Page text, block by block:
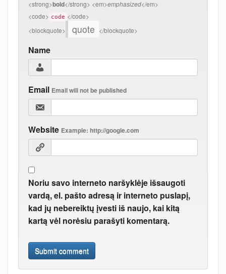
<strong>bold</strong> <em>emphasized</em>
<code> code </code>
<blockquote>
quote </blockquote>
Name
Email Email will not be published
Website Example: http://google.com
Noriu savo interneto naršyklėje išsaugoti
vardą, el. pašto adresą ir interneto puslapį,
kad jų nebereiktų įvesti iš naujo, kai kitą
kartą vėl norėsiu parašyti komentarą.